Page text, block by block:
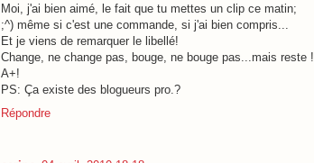
Moi, j'ai bien aimé, le fait que tu mettes un clip ce matin;
;^) même si c'est une commande, si j'ai bien compris...
Et je viens de remarquer le libellé!
Change, ne change pas, bouge, ne bouge pas...mais reste !
A+!
PS: Ça existe des blogueurs pro.?
Répondre